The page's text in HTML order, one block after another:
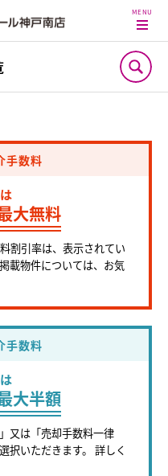
手数料
大無料
割引率は、表示されてい
載物件については、お気
手数料
大半額
又は「売却手数料一律
択いただきます。 詳しく